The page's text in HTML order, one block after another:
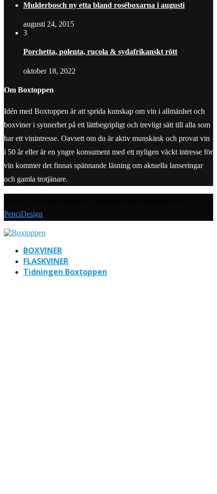
Mulderbosch ny etta bland roséboxarna i augusti
augusti 24, 2015
3
Porchetta, polenta, rucola & sydafrikanskt rött
oktober 18, 2022
Om Boxtoppen
Idén med Boxtoppen är att sprida kunskap om vin i allmänhet och
boxviner i synnerhet på ett lättbegripligt och trevligt sätt till alla som
har ett vinintresse. Oavsett om du är aktiv munskänk och provat vin
i 50 år eller är en yngre konsument med ett nyligen väckt intresse för
vin kommer det finnas spännande läsning om aktuella lanseringar
och gamla trotjänare.
PenciDesign
BOXVINER
FLASKVINER
Tidningen Boxtoppen